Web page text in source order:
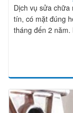
Dịch vụ sửa chữa
tín, có mặt đúng
tháng đến 2